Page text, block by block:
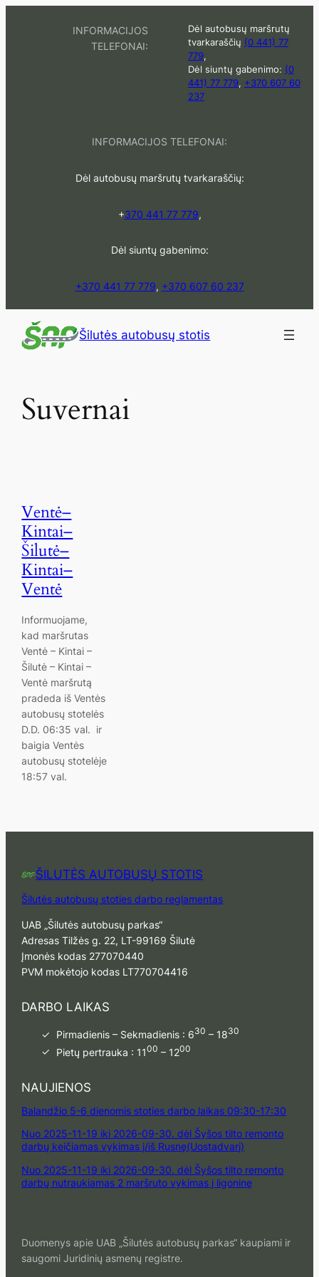
INFORMACIJOS
TELEFONAI:
Dėl autobusų maršrutų
tvarkaraščių (0 441) 77
779,
Dėl siuntų gabenimo: (0
441) 77 779, +370 607 60
237
INFORMACIJOS TELEFONAI:
Dėl autobusų maršrutų tvarkaraščių:
+370 441 77 779,
Dėl siuntų gabenimo:
+370 441 77 779, +370 607 60 237
Šilutės autobusų stotis
Suvernai
Ventė–
Kintai–
Šilutė–
Kintai–
Ventė
Informuojame,
kad maršrutas
Ventė – Kintai –
Šilutė – Kintai –
Ventė maršrutą
pradeda iš Ventės
autobusų stotelės
D.D. 06:35 val. ir
baigia Ventės
autobusų stotelėje
18:57 val.
ŠILUTĖS AUTOBUSŲ STOTIS
Šilutės autobusų stoties darbo reglamentas
UAB „Šilutės autobusų parkas“
Adresas Tilžės g. 22, LT-99169 Šilutė
Įmonės kodas 277070440
PVM mokėtojo kodas LT770704416
DARBO LAIKAS
Pirmadienis – Sekmadienis : 630 – 1830
Pietų pertrauka : 1100 – 1200
NAUJIENOS
Balandžio 5-6 dienomis stoties darbo laikas 09:30-17:30
Nuo 2025-11-19 iki 2026-09-30. dėl Šyšos tilto remonto
darbų keičiamas vykimas į/iš Rusnę(Uostadvarį)
Nuo 2025-11-19 iki 2026-09-30. dėl Šyšos tilto remonto
darbų nutraukiamas 2 maršruto vykimas į ligoninę
Duomenys apie UAB „Šilutės autobusų parkas“ kaupiami ir
saugomi Juridinių asmenų registre.